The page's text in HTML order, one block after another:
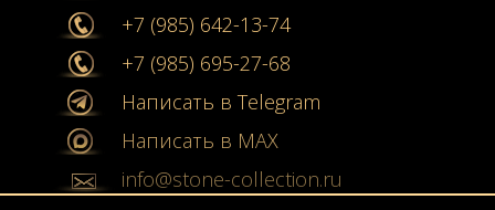
+7 (985) 642-13-74
+7 (985) 695-27-68
Написать в Telegram
Написать в MAX
info@stone-collection.ru